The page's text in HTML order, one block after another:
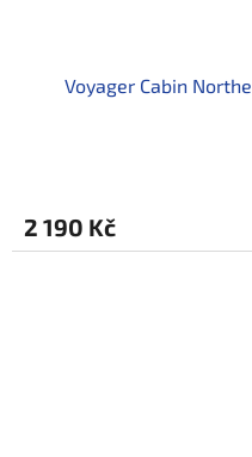
Voyager Cabin
2 190 Kč